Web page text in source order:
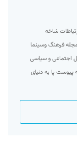
شاخه
فرهنگ وسینما
اجتماعی و سیاسی
واسطه پیوست پا به دنیای